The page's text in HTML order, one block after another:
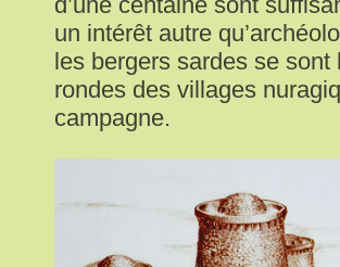
un intérêt autre
les bergers sardes se
rondes des villages
campagne.